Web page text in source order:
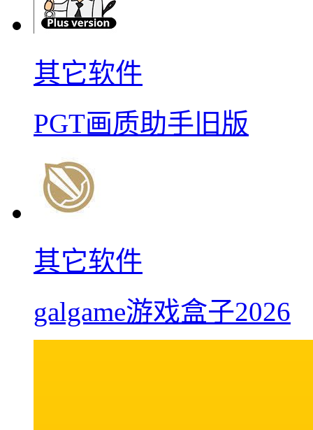
其它软件
PGT画质助手旧版
其它软件
galgame游戏盒子2026